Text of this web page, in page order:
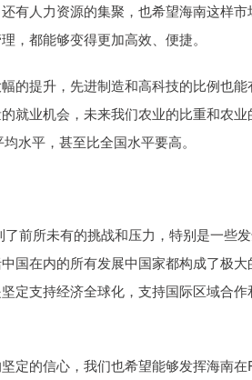
有人力资源的集聚，也希望海南这样市
，都能够变得更加高效、便捷。
的提升，先进制造和高科技的比例也能
就业机会，未来我们农业的比重和农业
水平，甚至比全国水平要高。
前所未有的挑战和压力，特别是一些
国在内的所有发展中国家都构成了极大
定支持经济全球化，支持国际区域合作
定的信心，我们也希望能够发挥海南在